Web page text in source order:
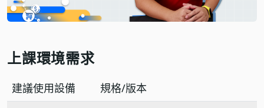
上課環境需求
建議使用設備 規格/版本